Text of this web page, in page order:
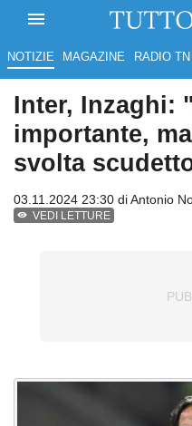
NOTIZIE MAGAZINE RADIO TN
Inter, Inzaghi:
importante,
svolta
03.11.2024 23:30 diAntonio
VEDI LETTURE